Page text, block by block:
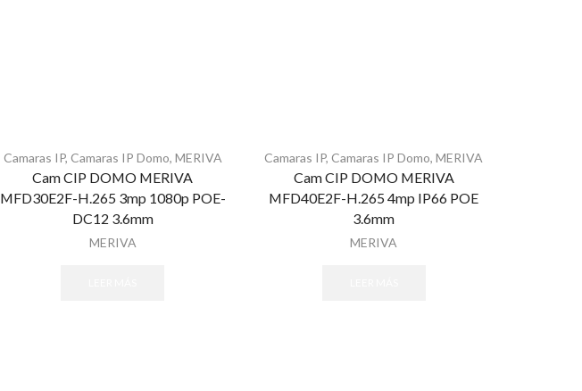
Camaras IP, Camaras IP Domo, MERIVA
Cam CIP DOMO MERIVA
MFD30E2F-H.265 3mp 1080p POE-
DC12 3.6mm
MERIVA
Camaras IP,Camaras IP Domo,MERIVA
Cam CIP DOMO MERIVA
MFD40E2F-H.265 4mp IP66 POE
3.6mm
MERIVA